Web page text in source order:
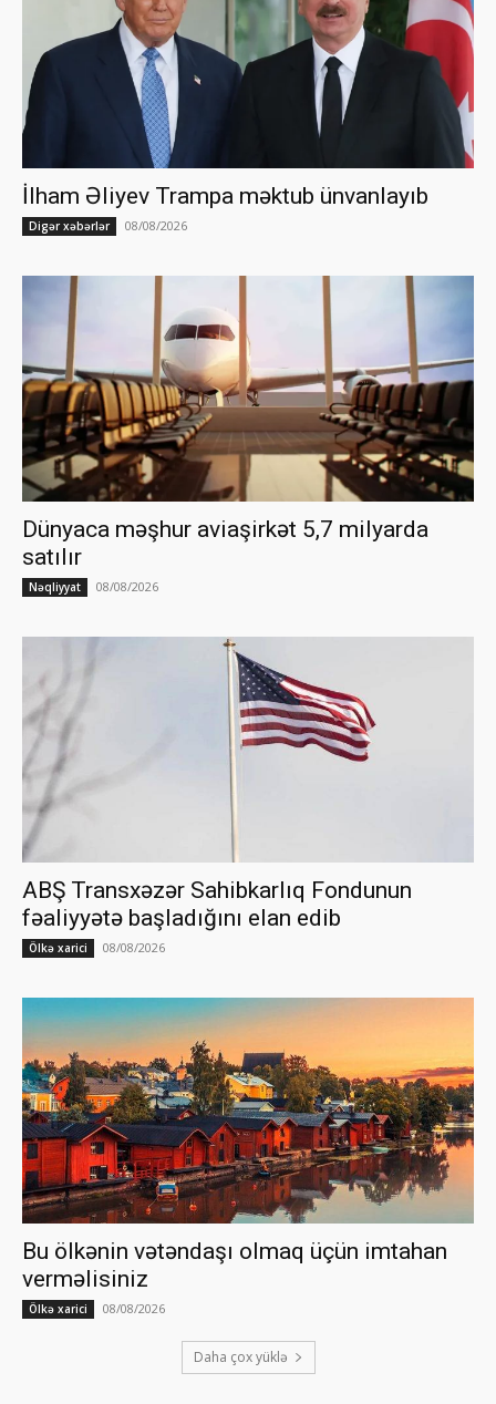
İlham Əliyev Trampa məktub ünvanlayıb
Digər xəbərlər 08/08/2026
Dünyaca məşhur aviaşirkət 5,7 milyarda
satılır
Nəqliyyat 08/08/2026
ABŞ Transxəzər Sahibkarlıq Fondunun
fəaliyyətə başladığını elan edib
Ölkə xarici 08/08/2026
Bu ölkənin vətəndaşı olmaq üçün imtahan
verməlisiniz
Ölkə xarici 08/08/2026
Daha çox yüklə